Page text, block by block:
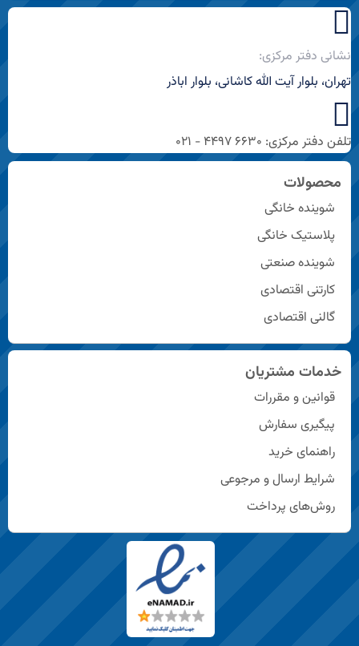
نشانی دفتر مرکزی:
تهران، بلوار آیت الله کاشانی، بلوار اباذر
تلفن دفتر مرکزی: ۶۶۳۰ ۴۴۹۷ - ۰۲۱
محصولات
شوینده خانگی
پلاستیک خانگی
شوینده صنعتی
کارتنی اقتصادی
گالنی اقتصادی
خدمات مشتریان
قوانین و مقررات
پیگیری سفارش
راهنمای خرید
شرایط ارسال و مرجوعی
روش‌های پرداخت